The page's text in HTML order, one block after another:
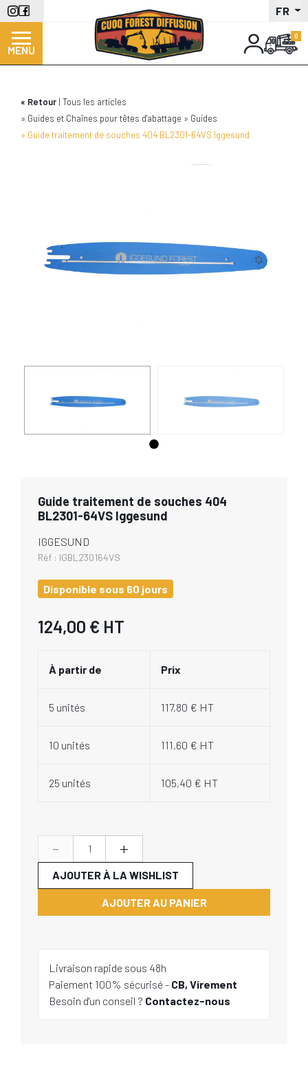
Aller
au
contenu
principal
FR
MENU
Retour Tous les articles
Guides et Chaînes pour têtes d'abattage
Guides
Guide traitement de souches 404 BL2301-64VS Iggesund
Guide traitement de souches 404
BL2301-64VS Iggesund
IGGESUND
Réf : IGBL230164VS
Disponible sous 60 jours
124,00 € HT
À partir de Prix
5 unités 117,80 € HT
10 unités 111,60 € HT
25 unités 105,40 € HT
- +
AJOUTER AU PANIER
AJOUTER À LA WISHLIST
Livraison rapide sous 48h
Paiement 100% sécurisé - CB, Virement
Besoin d'un conseil ? Contactez-nous